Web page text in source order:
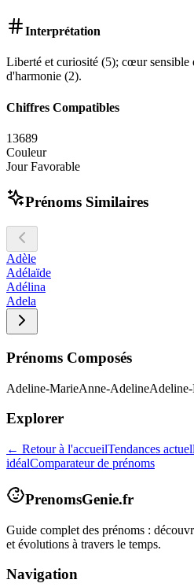
Interprétation
Liberté et curiosité (5); cœur sensible
d'harmonie (2).
Chiffres Compatibles
13689
Couleur
Jour Favorable
Prénoms Similaires
Adèle
Adélaïde
Adélina
Adela
Prénoms Composés
Adeline-MarieAnne-Adeline
Explorer
← Retour à l'accueilTendances
idéalComparateur de prénoms
PrenomsGenie.fr
Guide complet des prénoms :
et évolutions à travers le temps.
Navigation